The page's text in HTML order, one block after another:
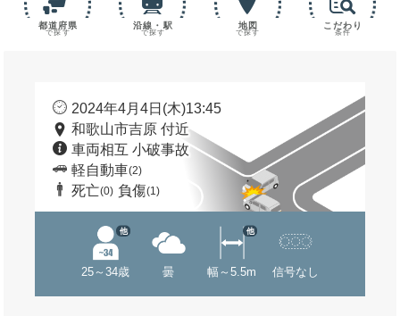
都道府県
で探す
沿線・駅
で探す
地図
で探す
こだわり
条件
2024年4月4日(木)13:45
和歌山市吉原 付近
車両相互 小破事故
軽自動車(2)
死亡(0) 負傷(1)
25～34歳
他
曇 幅～5.5m
他
信号なし